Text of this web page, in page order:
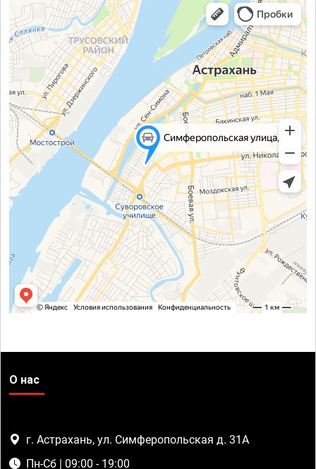
О нас
г. Астрахань, ул. Симферопольская д. 31А
Пн-Сб | 09:00 - 19:00